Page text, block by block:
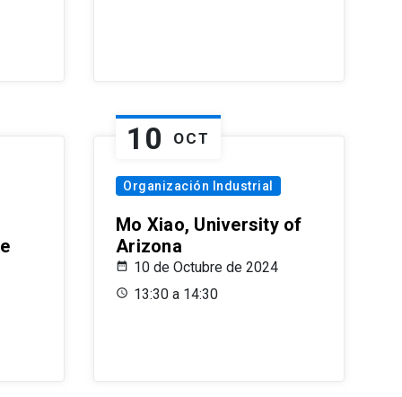
10 OCT
Organización Industrial
Mo Xiao, University of
Arizona
10 de Octubre de 2024
13:30 a 14:30